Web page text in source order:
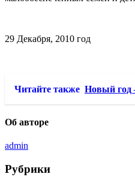
29 Декабря, 2010 год
Читайте также Новый год
Об авторе
admin
Рубрики